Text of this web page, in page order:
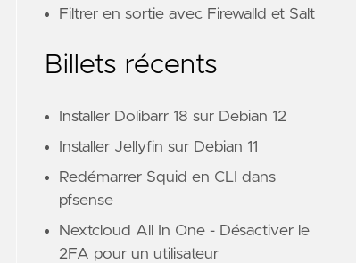
Filtrer en sortie avec Firewalld et Salt
Billets récents
Installer Dolibarr 18 sur Debian 12
Installer Jellyfin sur Debian 11
Redémarrer Squid en CLI dans
pfsense
Nextcloud All In One - Désactiver le
2FA pour un utilisateur